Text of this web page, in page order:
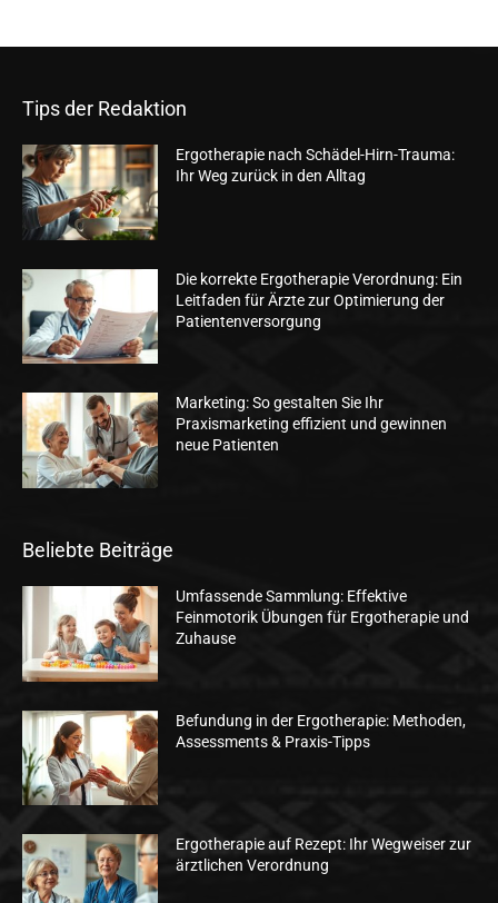
Tips der Redaktion
Ergotherapie nach Schädel-Hirn-Trauma:
Ihr Weg zurück in den Alltag
Die korrekte Ergotherapie Verordnung: Ein
Leitfaden für Ärzte zur Optimierung der
Patientenversorgung
Marketing: So gestalten Sie Ihr
Praxismarketing effizient und gewinnen
neue Patienten
Beliebte Beiträge
Umfassende Sammlung: Effektive
Feinmotorik Übungen für Ergotherapie und
Zuhause
Befundung in der Ergotherapie: Methoden,
Assessments & Praxis-Tipps
Ergotherapie auf Rezept: Ihr Wegweiser zur
ärztlichen Verordnung